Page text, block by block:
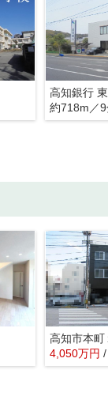
高知銀行
約718m／
高知市本町
4,050万円